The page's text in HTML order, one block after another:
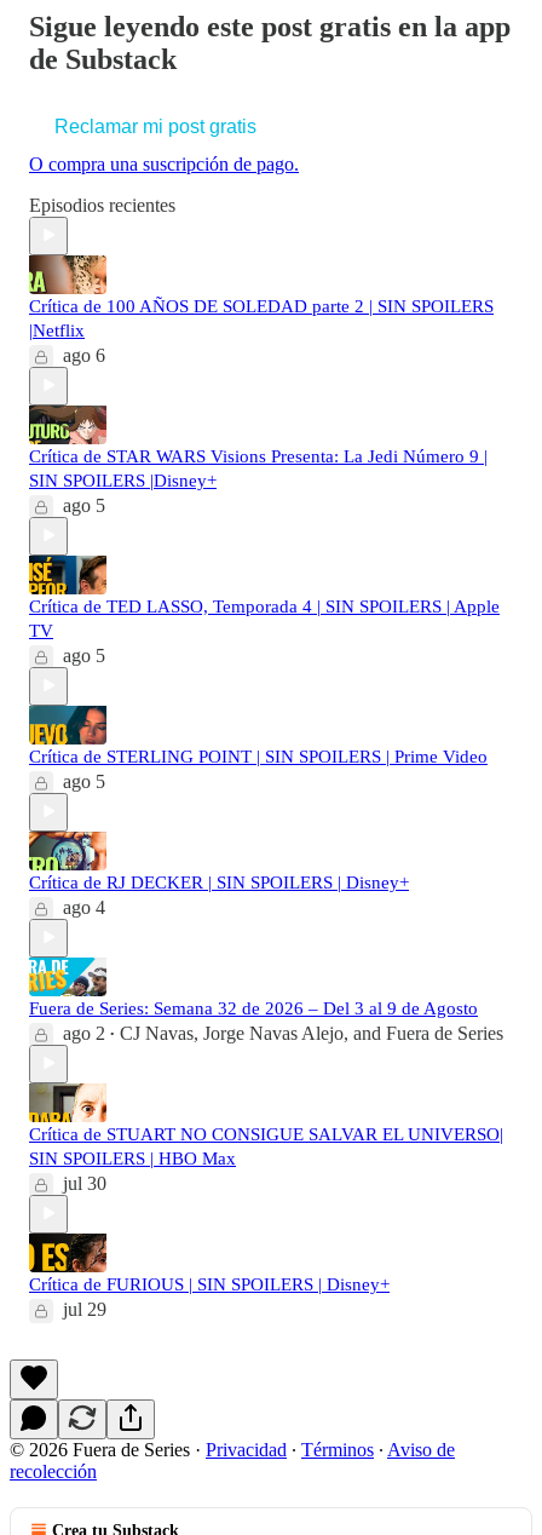
Sigue leyendo este post gratis en la app
de Substack
Reclamar mi post gratis
O compra una suscripción de pago.
Episodios recientes
Crítica de 100 AÑOS DE SOLEDAD parte 2 | SIN SPOILERS
|Netflix
ago 6
Crítica de STAR WARS Visions Presenta: La Jedi Número 9 |
SIN SPOILERS |Disney+
ago 5
Crítica de TED LASSO, Temporada 4 | SIN SPOILERS | Apple
TV
ago 5
Crítica de STERLING POINT | SIN SPOILERS | Prime Video
ago 5
Crítica de RJ DECKER | SIN SPOILERS | Disney+
ago 4
Fuera de Series: Semana 32 de 2026 – Del 3 al 9 de Agosto
ago 2 • CJ Navas, Jorge Navas Alejo, and Fuera de Series
Crítica de STUART NO CONSIGUE SALVAR EL UNIVERSO|
SIN SPOILERS | HBO Max
jul 30
Crítica de FURIOUS | SIN SPOILERS | Disney+
jul 29
© 2026 Fuera de Series · Privacidad ∙ Términos ∙ Aviso de
recolección
Crea tu Substack